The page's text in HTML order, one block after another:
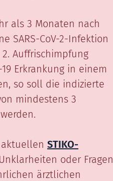
als 3 Monaten nach
SARS-CoV-2-Infektion
Auffrischimpfung
Erkrankung in einem
so soll die indizierte
mindestens 3
STIKO-
oder Fragen
ärztlichen